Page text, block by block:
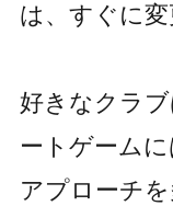
は、すぐに変
好きなクラ
ートゲーム
アプローチ